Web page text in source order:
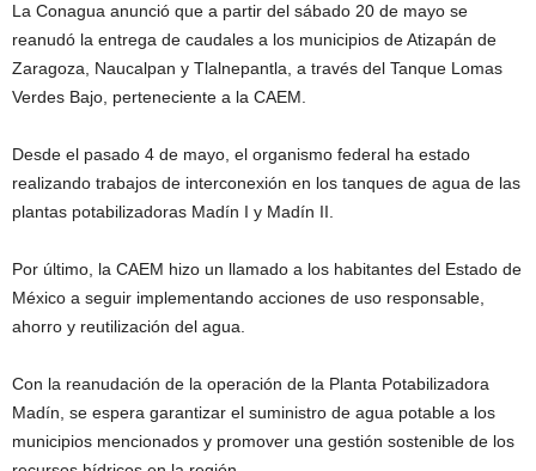
La Conagua anunció que a partir del sábado 20 de mayo se
reanudó la entrega de caudales a los municipios de Atizapán de
Zaragoza, Naucalpan y Tlalnepantla, a través del Tanque Lomas
Verdes Bajo, perteneciente a la CAEM.
Desde el pasado 4 de mayo, el organismo federal ha estado
realizando trabajos de interconexión en los tanques de agua de las
plantas potabilizadoras Madín I y Madín II.
Por último, la CAEM hizo un llamado a los habitantes del Estado de
México a seguir implementando acciones de uso responsable,
ahorro y reutilización del agua.
Con la reanudación de la operación de la Planta Potabilizadora
Madín, se espera garantizar el suministro de agua potable a los
municipios mencionados y promover una gestión sostenible de los